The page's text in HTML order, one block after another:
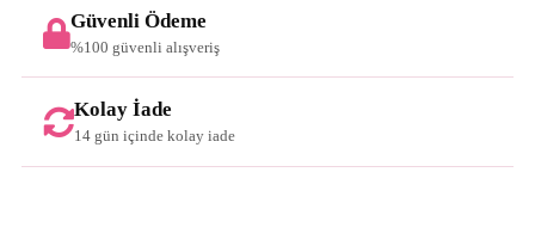
Güvenli Ödeme
%100 güvenli alışveriş
Kolay İade
14 gün içinde kolay iade